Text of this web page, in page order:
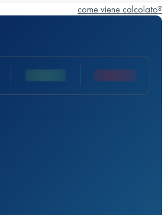
come viene calcolato?